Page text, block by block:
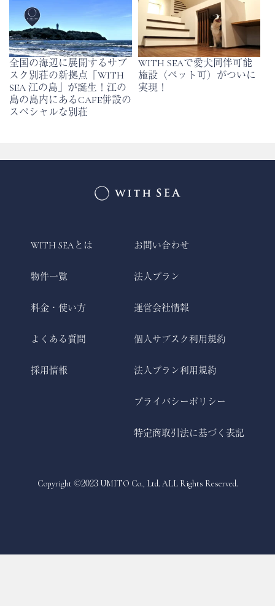
全国の海辺に展開するサブ
スク別荘の新拠点「WITH
SEA 江の島」が誕生！江の
島の島内にあるCAFE併設の
スペシャルな別荘
WITH SEAで愛犬同伴可能
施設（ペット可）がついに
実現！
WITH SEAとは
物件一覧
料金・使い方
よくある質問
採用情報
お問い合わせ
法人プラン
運営会社情報
個人サブスク利用規約
法人プラン利用規約
プライバシーポリシー
特定商取引法に基づく表記
Copyright ©2023 UMITO Co., Ltd. ALL Rights Reserved.